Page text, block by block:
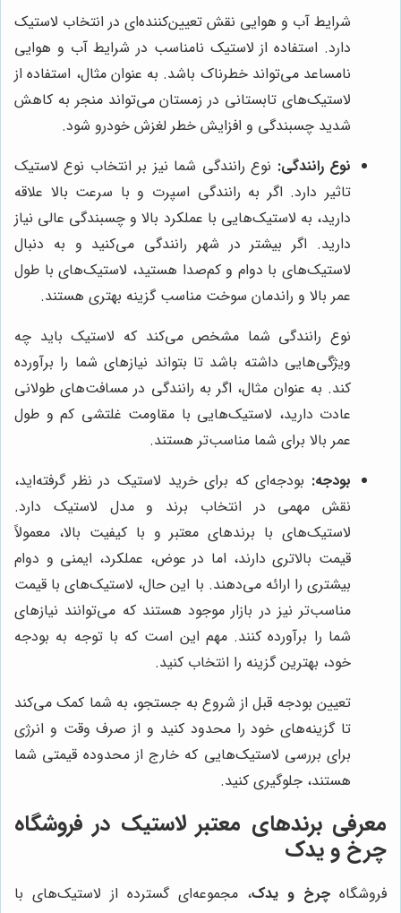
شرایط آب و هوایی نقش تعیین‌کننده‌ای در انتخاب لاستیک
دارد. استفاده از لاستیک نامناسب در شرایط آب و هوایی
نامساعد می‌تواند خطرناک باشد. به عنوان مثال، استفاده از
لاستیک‌های تابستانی در زمستان می‌تواند منجر به کاهش
شدید چسبندگی و افزایش خطر لغزش خودرو شود.
نوع رانندگی: نوع رانندگی شما نیز بر انتخاب نوع لاستیک
تاثیر دارد. اگر به رانندگی اسپرت و با سرعت بالا علاقه
دارید، به لاستیک‌هایی با عملکرد بالا و چسبندگی عالی نیاز
دارید. اگر بیشتر در شهر رانندگی می‌کنید و به دنبال
لاستیک‌های با دوام و کم‌صدا هستید، لاستیک‌های با طول
عمر بالا و راندمان سوخت مناسب گزینه بهتری هستند.
نوع رانندگی شما مشخص می‌کند که لاستیک باید چه
ویژگی‌هایی داشته باشد تا بتواند نیازهای شما را برآورده
کند. به عنوان مثال، اگر به رانندگی در مسافت‌های طولانی
عادت دارید، لاستیک‌هایی با مقاومت غلتشی کم و طول
عمر بالا برای شما مناسب‌تر هستند.
بودجه: بودجه‌ای که برای خرید لاستیک در نظر گرفته‌اید،
نقش مهمی در انتخاب برند و مدل لاستیک دارد.
لاستیک‌های با برندهای معتبر و با کیفیت بالا، معمولاً
قیمت بالاتری دارند، اما در عوض، عملکرد، ایمنی و دوام
بیشتری را ارائه می‌دهند. با این حال، لاستیک‌های با قیمت
مناسب‌تر نیز در بازار موجود هستند که می‌توانند نیازهای
شما را برآورده کنند. مهم این است که با توجه به بودجه
خود، بهترین گزینه را انتخاب کنید.
تعیین بودجه قبل از شروع به جستجو، به شما کمک می‌کند
تا گزینه‌های خود را محدود کنید و از صرف وقت و انرژی
برای بررسی لاستیک‌هایی که خارج از محدوده قیمتی شما
هستند، جلوگیری کنید.
معرفی برندهای معتبر لاستیک در فروشگاه
چرخ و یدک
فروشگاه چرخ و یدک، مجموعه‌ای گسترده از لاستیک‌های با